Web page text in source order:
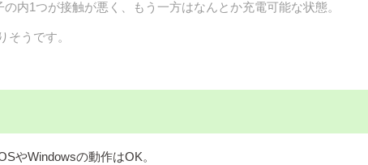
内1つが接触が悪く、もう一方はなんとか充電可能な状態。
そうです。
やWindowsの動作はOK。